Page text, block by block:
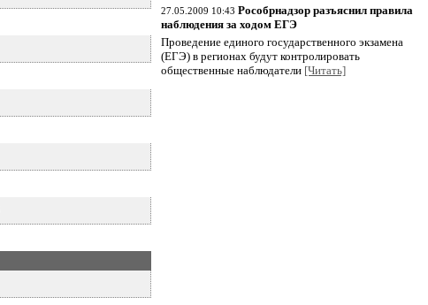
27.05.2009 10:43 Рособрнадзор разъяснил правила
наблюдения за ходом ЕГЭ
Проведение единого государственного экзамена
(ЕГЭ) в регионах будут контролировать
общественные наблюдатели [Читать]